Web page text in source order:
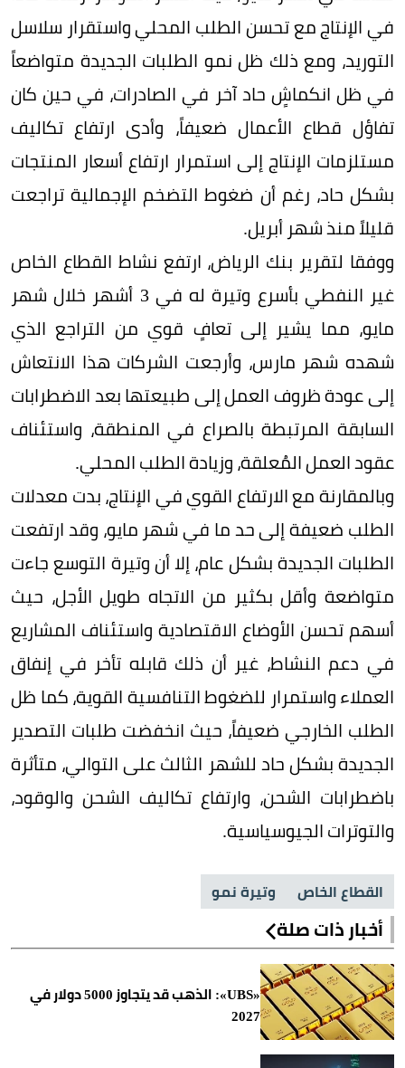
في الإنتاج مع تحسن الطلب المحلي واستقرار سلاسل
التوريد، ومع ذلك ظل نمو الطلبات الجديدة متواضعاً
في ظل انكماشٍ حاد آخر في الصادرات، في حين كان
تفاؤل قطاع الأعمال ضعيفاً، وأدى ارتفاع تكاليف
مستلزمات الإنتاج إلى استمرار ارتفاع أسعار المنتجات
بشكل حاد، رغم أن ضغوط التضخم الإجمالية تراجعت
قليلاً منذ شهر أبريل.
ووفقا لتقرير بنك الرياض، ارتفع نشاط القطاع الخاص
غير النفطي بأسرع وتيرة له في 3 أشهر خلال شهر
مايو، مما يشير إلى تعافٍ قوي من التراجع الذي
شهده شهر مارس، وأرجعت الشركات هذا الانتعاش
إلى عودة ظروف العمل إلى طبيعتها بعد الاضطرابات
السابقة المرتبطة بالصراع في المنطقة، واستئناف
عقود العمل المُعلقة، وزيادة الطلب المحلي.
وبالمقارنة مع الارتفاع القوي في الإنتاج، بدت معدلات
الطلب ضعيفة إلى حد ما في شهر مايو، وقد ارتفعت
الطلبات الجديدة بشكل عام، إلا أن وتيرة التوسع جاءت
متواضعة وأقل بكثير من الاتجاه طويل الأجل، حيث
أسهم تحسن الأوضاع الاقتصادية واستئناف المشاريع
في دعم النشاط، غير أن ذلك قابله تأخر في إنفاق
العملاء واستمرار للضغوط التنافسية القوية، كما ظل
الطلب الخارجي ضعيفاً، حيث انخفضت طلبات التصدير
الجديدة بشكل حاد للشهر الثالث على التوالي، متأثرة
باضطرابات الشحن، وارتفاع تكاليف الشحن والوقود،
والتوترات الجيوسياسية.
القطاع الخاص وتيرة نمو
أخبار ذات صلة
«UBS»: الذهب قد يتجاوز 5000 دولار في
2027